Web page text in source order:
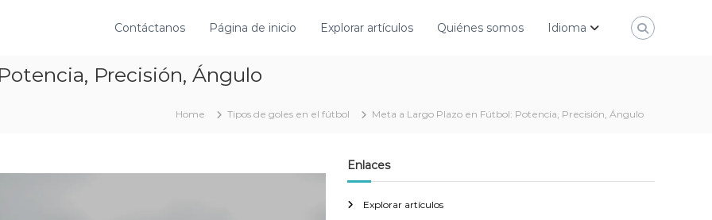
Contáctanos Página de inicio Explorar artículos Quiénes somos Idioma
Precisión, Ángulo
Home Tipos de goles en el fútbol Meta a Largo Plazo en Fútbol: Potencia, Precisión, Ángulo
Enlaces
Explorar artículos